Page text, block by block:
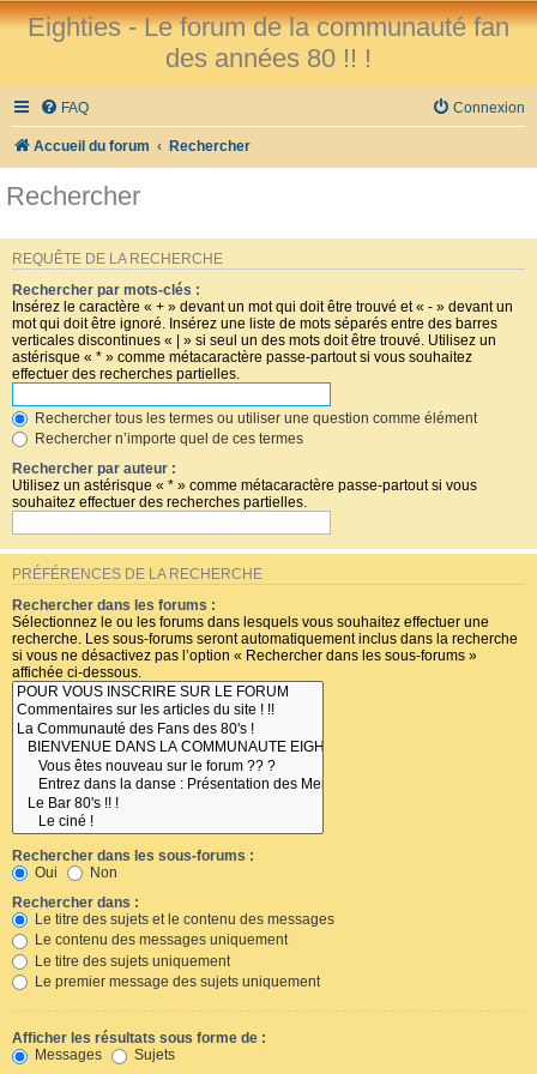
Eighties - Le forum de la communauté fan
des années 80 !! !
FAQ Connexion
Accueil du forum Rechercher
Rechercher
REQUÊTE DE LA RECHERCHE
Rechercher par mots-clés :
Insérez le caractère « + » devant un mot qui doit être trouvé et « - » devant un
mot qui doit être ignoré. Insérez une liste de mots séparés entre des barres
verticales discontinues « | » si seul un des mots doit être trouvé. Utilisez un
astérisque « * » comme métacaractère passe-partout si vous souhaitez
effectuer des recherches partielles.
Rechercher tous les termes ou utiliser une question comme élément
Rechercher n’importe quel de ces termes
Rechercher par auteur :
Utilisez un astérisque « * » comme métacaractère passe-partout si vous
souhaitez effectuer des recherches partielles.
PRÉFÉRENCES DE LA RECHERCHE
Rechercher dans les forums :
Sélectionnez le ou les forums dans lesquels vous souhaitez effectuer une
recherche. Les sous-forums seront automatiquement inclus dans la recherche
si vous ne désactivez pas l’option « Rechercher dans les sous-forums »
affichée ci-dessous.
Rechercher dans les sous-forums :
Oui
Non
Rechercher dans :
Le titre des sujets et le contenu des messages
Le contenu des messages uniquement
Le titre des sujets uniquement
Le premier message des sujets uniquement
Afficher les résultats sous forme de :
Messages
Sujets